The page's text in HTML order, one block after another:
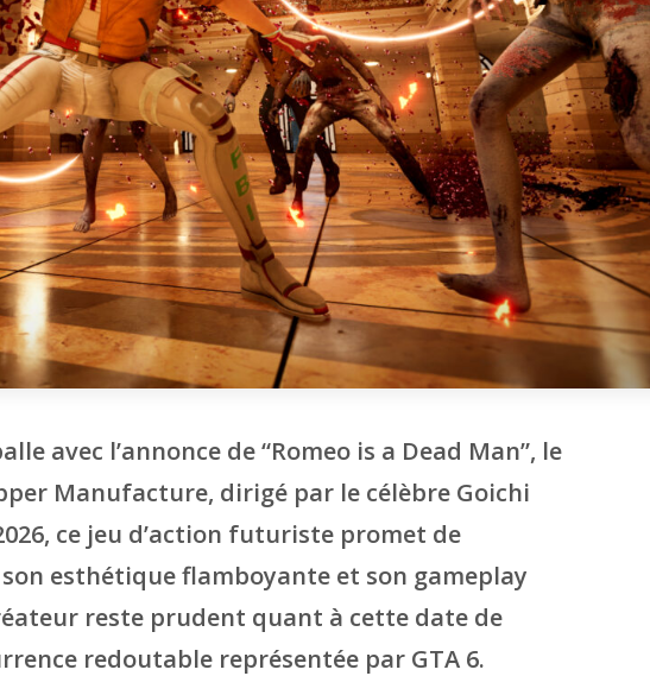
avec l’annonce de “Romeo is a Dead Man”, le
Manufacture, dirigé par le célèbre Goichi
ce jeu d’action futuriste promet de
esthétique flamboyante et son gameplay
reste prudent quant à cette date de
redoutable représentée par GTA 6.